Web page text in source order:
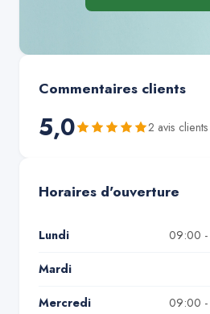
Commentaires clients
5,0 2 avis clients
Horaires d'ouverture
Lundi 09:00
Mardi
Mercredi 09:00